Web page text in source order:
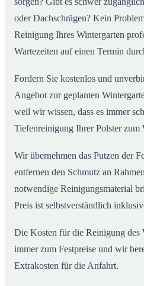
oder Dachschrägen? Kein
Reinigung Ihres Wintergarten
Wartezeiten auf einen Termin
Fordern Sie kostenlos und
Angebot zur geplanten
weil wir wissen, dass es immer
Tiefenreinigung Ihrer Polster zum
Wir übernehmen das Putzen der
entfernen den Schmutz an
notwendige Reinigungsmaterial
Preis ist selbstverständlich
Die Kosten für die Reinigung des
immer zum Festpreise und wir
Extrakosten für die Anfahrt.